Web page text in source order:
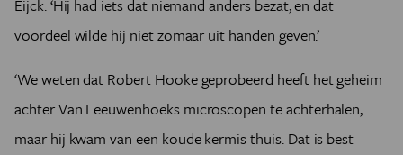
Eijck. ‘Hij had iets dat niemand anders bezat, en dat
voordeel wilde hij niet zomaar uit handen geven.’
‘We weten dat Robert Hooke geprobeerd heeft het geheim
achter Van Leeuwenhoeks microscopen te achterhalen,
maar hij kwam van een koude kermis thuis. Dat is best